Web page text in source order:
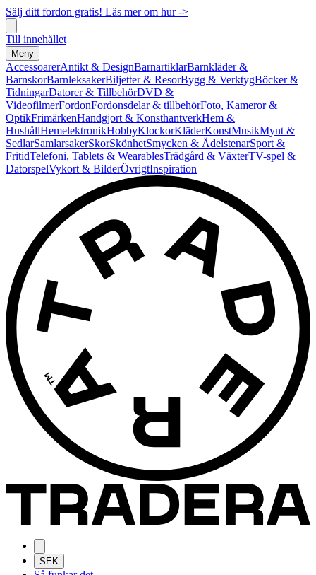
Sälj ditt fordon gratis! Läs mer om hur ->
Till innehållet
Meny
AccessoarerAntikt & DesignBarnartiklarBarnkläder &
BarnskorBarnleksakerBiljetter & ResorBygg & VerktygBöcker &
TidningarDatorer & TillbehörDVD &
VideofilmerFordonFordonsdelar & tillbehörFoto, Kameror &
OptikFrimärkenHandgjort & KonsthantverkHem &
HushållHemelektronikHobbyKlockorKläderKonstMusikMynt &
SedlarSamlarsakerSkorSkönhetSmycken & ÄdelstenarSport &
FritidTelefoni, Tablets & WearablesTrädgård & VäxterTV-spel &
DatorspelVykort & BilderÖvrigtInspiration
SEK